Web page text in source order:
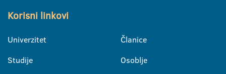
Korisni linkovi
Univerzitet
Studije
Članice
Osoblje